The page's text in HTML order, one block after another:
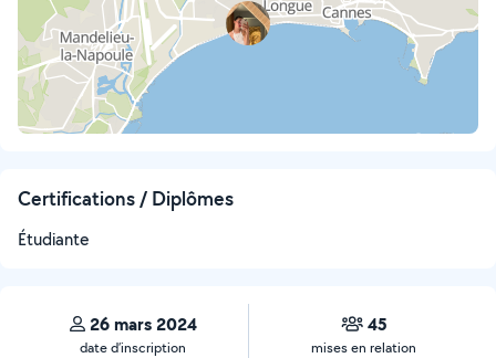
Certifications / Diplômes
Étudiante
26 mars 2024
date d’inscription
45
mises en relation